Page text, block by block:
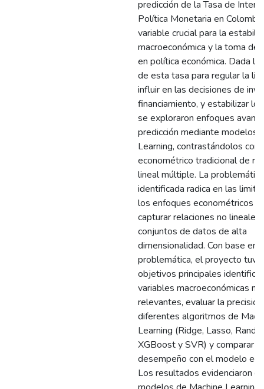
predicción de la Tasa de
Política Monetaria en
variable crucial para la
macroeconómica y la toma de
en política económica. Dada la
de esta tasa para regular la
influir en las decisiones de
financiamiento, y estabilizar
se exploraron enfoques
predicción mediante modelos
Learning, contrastándolos con
econométrico tradicional de
lineal múltiple. La problemática
identificada radica en las
los enfoques econométricos
capturar relaciones no lineales
conjuntos de datos de alta
dimensionalidad. Con base en
problemática, el proyecto
objetivos principales
variables macroeconómicas
relevantes, evaluar la
diferentes algoritmos de
Learning (Ridge, Lasso,
XGBoost y SVR) y comparar
desempeño con el modelo
Los resultados evidenciaron